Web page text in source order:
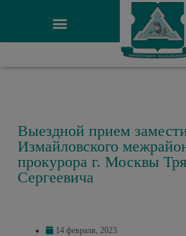
Выездной прием
Измайловского
прокурора г. Москвы
Сергеевича
14 февраля, 2023